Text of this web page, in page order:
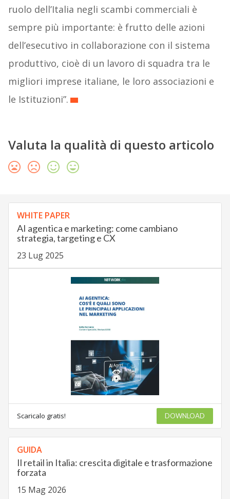
ruolo dell’Italia negli scambi commerciali è
sempre più importante: è frutto delle azioni
dell’esecutivo in collaborazione con il sistema
produttivo, cioè di un lavoro di squadra tra le
migliori imprese italiane, le loro associazioni e
le Istituzioni”.
Valuta la qualità di questo articolo
WHITE PAPER
AI agentica e marketing: come cambiano
strategia, targeting e CX
23 Lug 2025
Scaricalo gratis! DOWNLOAD
GUIDA
Il retail in Italia: crescita digitale e trasformazione
forzata
15 Mag 2026